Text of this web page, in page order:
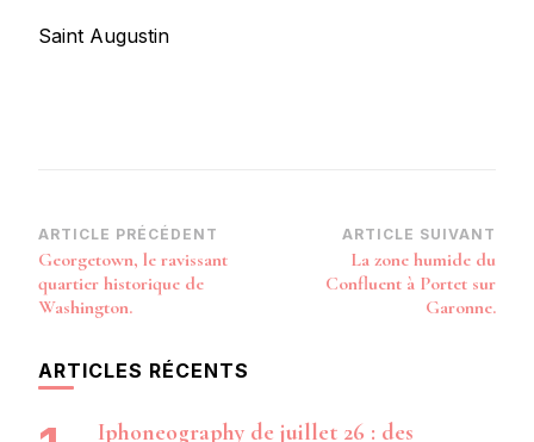
Saint Augustin
Navigation
d’article
ARTICLE PRÉCÉDENT
Georgetown, le ravissant
quartier historique de
Washington.
ARTICLE SUIVANT
La zone humide du
Confluent à Portet sur
Garonne.
ARTICLES RÉCENTS
Iphoneography de juillet 26 : des